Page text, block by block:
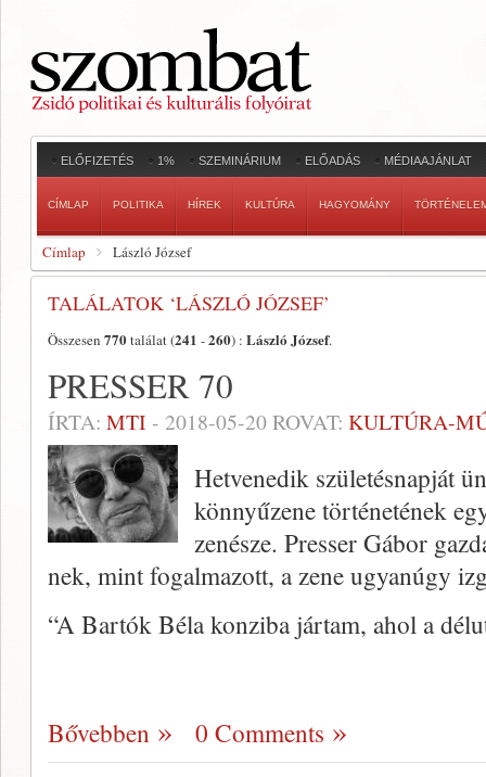
ELŐFIZETÉS 1% SZEMINÁRIUM ELŐADÁS MÉDIAAJÁNLAT
CÍMLAP POLITIKA HÍREK KULTÚRA HAGYOMÁNY
Címlap László József
TALÁLATOK ‘LÁSZLÓ JÓZSEF’
Összesen 770találat (241 -260) : László József.
PRESSER 70
ÍRTA: MTI - 2018-05-20ROVAT: KULTÚRA-
Hetvenedik születésnapját
könnyűzene történetének
zenésze. Presser Gábor
nek, mint fogalmazott, a zene ugyanúgy
“A Bartók Béla konziba jártam, ahol a
Bővebben 0 Comments